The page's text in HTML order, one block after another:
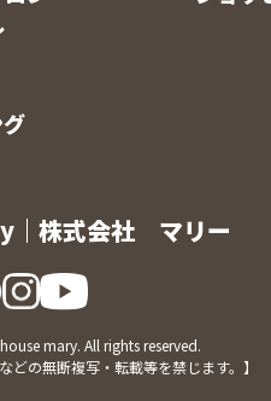
｜株式会社 マリー
mary. All rights reserved.
どの無断複写・転載等を禁じます。】